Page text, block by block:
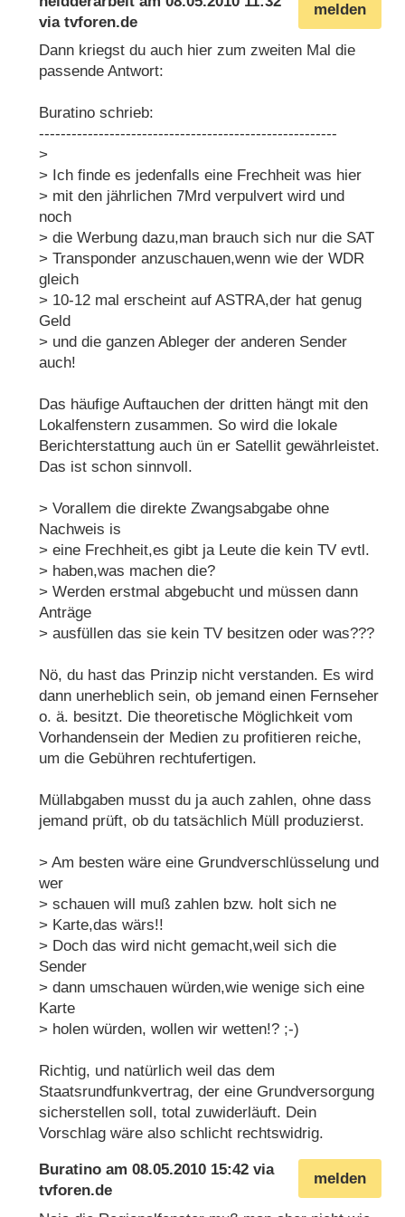
melden
viatvforen.de
Dann kriegst du auch hier zum zweiten Mal die
passende Antwort:
Buratino schrieb:
-------------------------------------------------------
>
> Ich finde es jedenfalls eine Frechheit was hier
> mit den jährlichen 7Mrd verpulvert wird und
noch
> die Werbung dazu,man brauch sich nur die SAT
> Transponder anzuschauen,wenn wie der WDR
gleich
> 10-12 mal erscheint auf ASTRA,der hat genug
Geld
> und die ganzen Ableger der anderen Sender
auch!
Das häufige Auftauchen der dritten hängt mit den
Lokalfenstern zusammen. So wird die lokale
Berichterstattung auch ün er Satellit gewährleistet.
Das ist schon sinnvoll.
> Vorallem die direkte Zwangsabgabe ohne
Nachweis is
> eine Frechheit,es gibt ja Leute die kein TV evtl.
> haben,was machen die?
> Werden erstmal abgebucht und müssen dann
Anträge
> ausfüllen das sie kein TV besitzen oder was???
Nö, du hast das Prinzip nicht verstanden. Es wird
dann unerheblich sein, ob jemand einen Fernseher
o. ä. besitzt. Die theoretische Möglichkeit vom
Vorhandensein der Medien zu profitieren reiche,
um die Gebühren rechtufertigen.
Müllabgaben musst du ja auch zahlen, ohne dass
jemand prüft, ob du tatsächlich Müll produzierst.
> Am besten wäre eine Grundverschlüsselung und
wer
> schauen will muß zahlen bzw. holt sich ne
> Karte,das wärs!!
> Doch das wird nicht gemacht,weil sich die
Sender
> dann umschauen würden,wie wenige sich eine
Karte
> holen würden, wollen wir wetten!? ;-)
Richtig, und natürlich weil das dem
Staatsrundfunkvertrag, der eine Grundversorgung
sicherstellen soll, total zuwiderläuft. Dein
Vorschlag wäre also schlicht rechtswidrig.
melden
Buratino am08.05.2010 15:42 via
tvforen.de